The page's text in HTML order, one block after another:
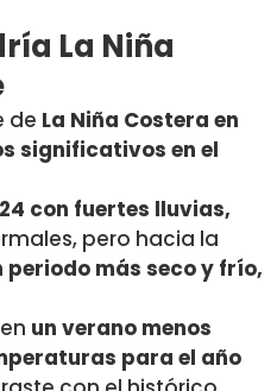
La Niña
de La Niña Costera en
significativos en el
con fuertes lluvias,
pero hacia la
periodo más seco y frío,
un verano menos
para el año